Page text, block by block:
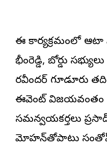
ఈ కార్యక్రమంలో ఆటా
భీంరెడ్డి, బోర్డు సభ్యులు
రవీందర్ గూడూరు
ఈవెంట్
సమన్వయకర్తలు ప్రసాద్
మోహన్‌తోపాటు సంతోష్